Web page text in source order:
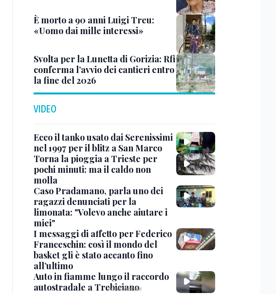
È morto a 90 anni Luigi Treu:
«Uomo dai mille interessi»
Svolta per la Lunetta di Gorizia: Rfi
conferma l’avvio dei cantieri entro
la fine del 2026
VIDEO
Ecco il tanko usato dai Serenissimi
nel 1997 per il blitz a San Marco
Torna la pioggia a Trieste per
pochi minuti: ma il caldo non
molla
Caso Pradamano, parla uno dei
ragazzi denunciati per la
limonata: "Volevo anche aiutare i
miei"
I messaggi di affetto per Federico
Franceschin: così il mondo del
basket gli è stato accanto fino
all’ultimo
Auto in fiamme lungo il raccordo
autostradale a Trebiciano